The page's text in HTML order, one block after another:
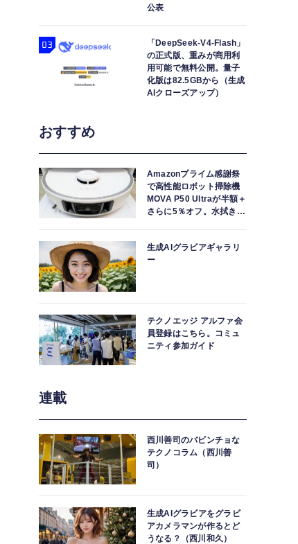
公表
「DeepSeek-V4-Flash」
の正式版、重みが商用利
用可能で無料公開。量子
化版は82.5GBから（生成
AIクローズアップ）
おすすめ
Amazonプライム感謝祭
で高性能ロボット掃除機
MOVA P50 Ultraが半額＋
さらに5％オフ。水拭きモ
生成AIグラビアギャラリ
ー
テクノエッジ アルファ会
員登録はこちら。コミュ
ニティ参加ガイド
連載
西川善司のバビンチョな
テクノコラム（西川善
司）
生成AIグラビアをグラビ
アカメラマンが作るとど
うなる？（西川和久）